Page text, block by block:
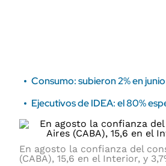
Consumo: subieron 2% en
Ejecutivos de IDEA: el 80%
En agosto la confianza del
(CABA), 15,6 en el Interior, y